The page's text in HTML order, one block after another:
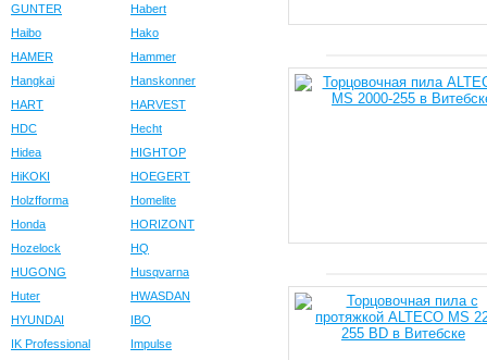
GUNTER
Habert
Haibo
Hako
HAMER
Hammer
Hangkai
Hanskonner
HART
HARVEST
HDC
Hecht
Hidea
HIGHTOP
HiKOKI
HOEGERT
Holzfforma
Homelite
Honda
HORIZONT
Hozelock
HQ
HUGONG
Husqvarna
Huter
HWASDAN
HYUNDAI
IBO
IK Professional
Impulse